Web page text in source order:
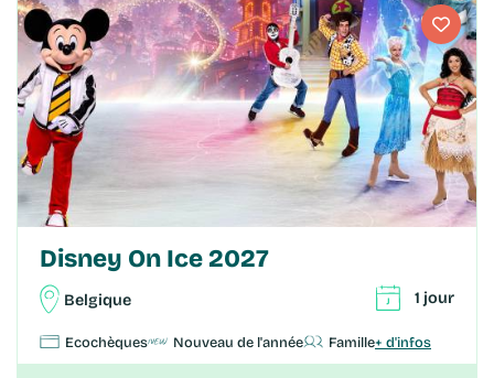
Disney On Ice 2027
Belgique 1 jour
Ecochèques Nouveau de l'année Famille + d'infos